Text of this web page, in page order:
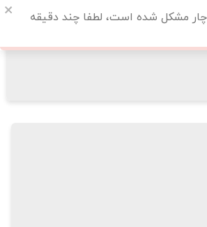
دچار مشکل شده است، لطفا چند دقیقه